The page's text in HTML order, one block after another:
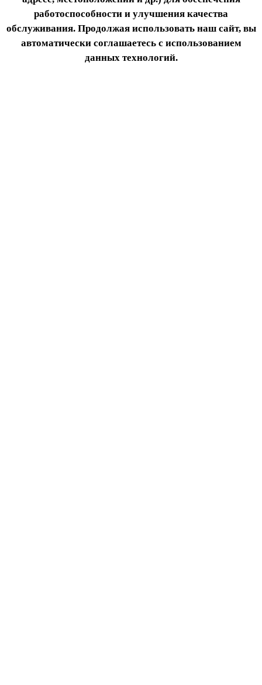
работоспособности и улучшения качества
обслуживания. Продолжая использовать наш сайт, вы
автоматически соглашаетесь с использованием
данных технологий.